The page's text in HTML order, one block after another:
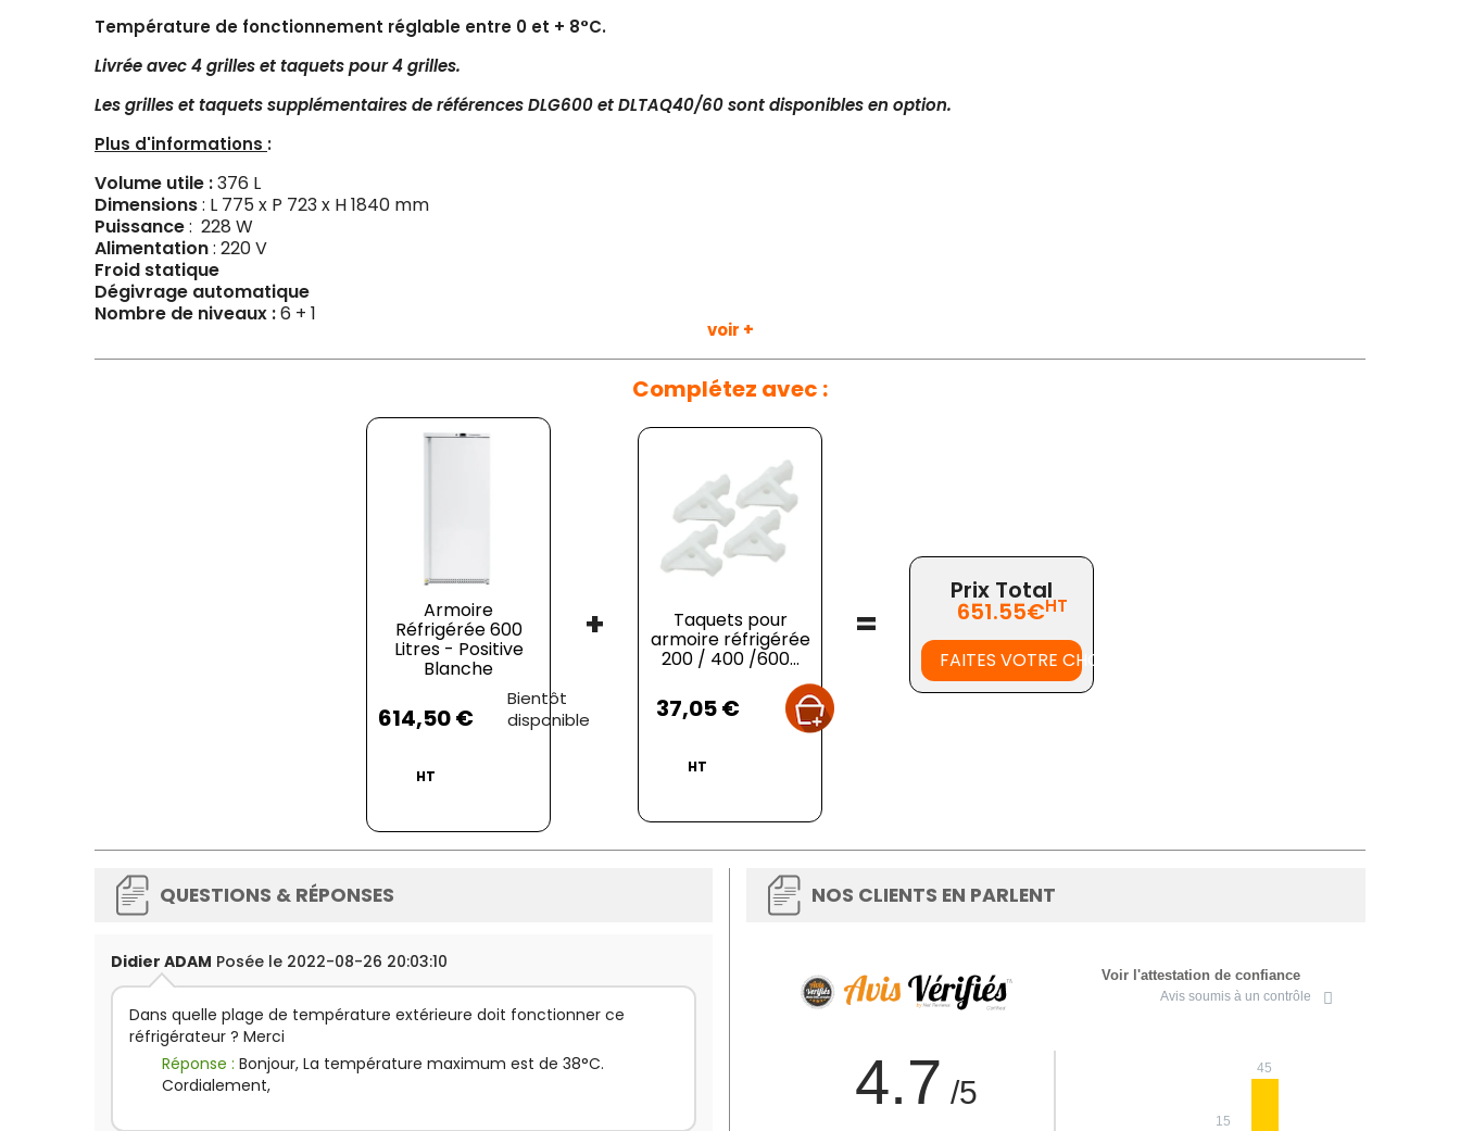
Température de fonctionnement réglable entre 0 et + 8°C.
Livrée avec 4 grilles et taquets pour 4 grilles.
Les grilles et taquets supplémentaires de références DLG600 et DLTAQ40/60 sont disponibles en option.
Plus d'informations :
Volume utile :376 L
Dimensions: L 775 x P 723 x H 1840 mm
Puissance: 228 W
Alimentation: 220 V
Froid statique
Dégivrage automatique
Nombre de niveaux :6 + 1
Température ambiante maximum d'utilisation: 38°C
voir +
Complétez avec :
Armoire
Réfrigérée 600
Litres - Positive
Blanche
614,50 €
HT
Bientôt
disponible
+ Taquets pour
armoire réfrigérée
200 / 400 /600...
37,05 €
HT
=
Prix Total
651.55€HT
FAITES VOTRE CHOIX
QUESTIONS & RÉPONSES
Didier ADAM Posée le 2022-08-26 20:03:10
Dans quelle plage de température extérieure doit fonctionner ce
réfrigérateur ? Merci
Réponse : Bonjour, La température maximum est de 38°C.
Cordialement,
NOS CLIENTS EN PARLENT
Voir l'attestation de confiance
Avis soumis à un contrôle
4.7 /5
15
45